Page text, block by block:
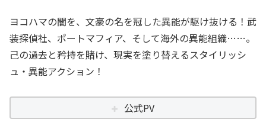
ヨコハマの闇を、文豪の名を冠した異能が駆け抜ける！武
装探偵社、ポートマフィア、そして海外の異能組織……。
己の過去と矜持を賭け、現実を塗り替えるスタイリッシ
ュ・異能アクション！
公式PV